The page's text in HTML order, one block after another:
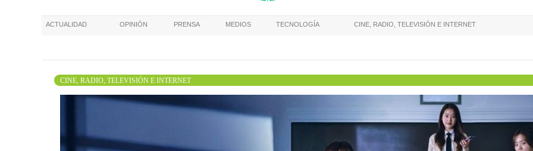
ACTUALIDAD OPINIÓN PRENSA MEDIOS TECNOLOGÍA CINE, RADIO, TELEVISIÓN E INTERNET
CINE, RADIO, TELEVISIÓN E INTERNET